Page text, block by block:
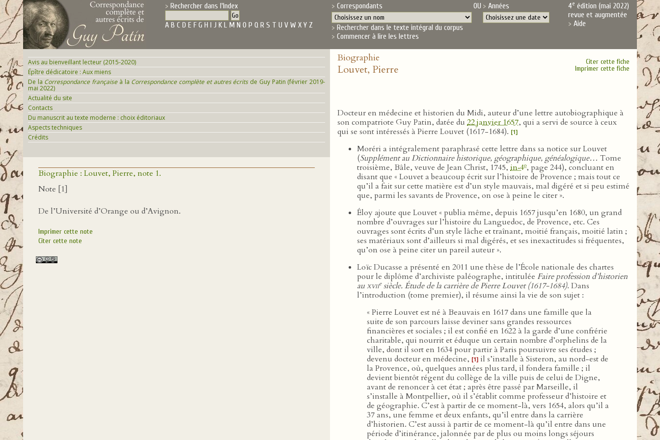
Rechercher dans l'Index
A B C D E F G H I J K L M N O P Q R S T U V W X Y Z
Correspondants OU Années
Rechercher dans le texte intégral du corpus
Commencer à lire les lettres
4e édition (mai 2022)
revue et augmentée
Aide